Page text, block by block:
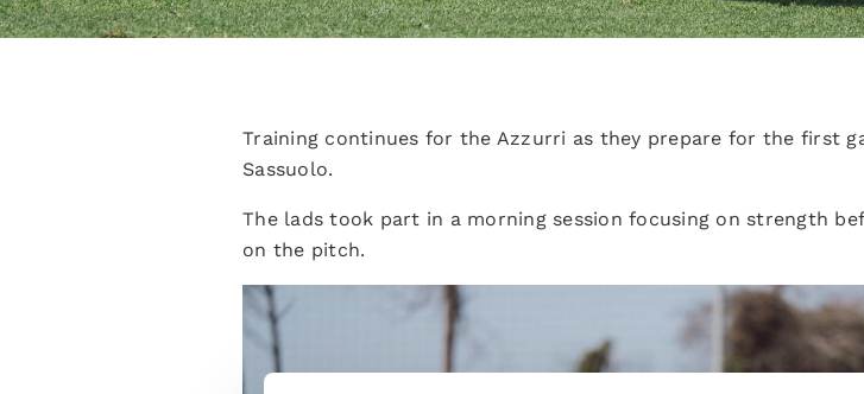
Training continues for the Azzurri as they prepare for the first
Sassuolo.
The lads took part in a morning session focusing on strength
on the pitch.